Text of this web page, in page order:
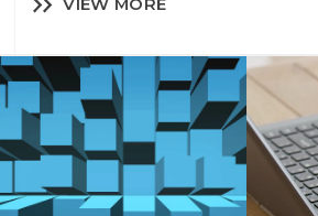
VIEW MORE